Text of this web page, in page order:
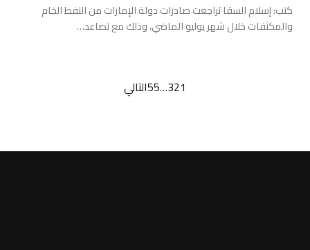
كتب: إسلام السقا تراجعت صادرات دولة الإمارات من النفط الخام
والمكثفات خلال شهر يوليو الماضي، وذلك مع تصاعد…
1
2
3
…
55التالي